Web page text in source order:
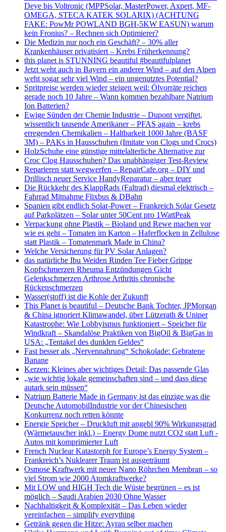
Deye bis Voltronic (MPPSolar, MasterPower, Axpert, MF-
OMEGA, STECA KATEK SOLARIX) (ACHTUNG
FAKE: PowMr POWLAND BGH-5KW EASUN) warum
kein Fronius? – Rechnen sich Optimierer?
Die Medizin nur noch ein Geschäft? – 30% aller
Krankenhäuser privatisiert – Krebs Früherkennung?
this planet is STUNNING beautiful #beautifulplanet
Jetzt weht auch in Bayern ein anderer Wind – auf den Alpen
weht sogar sehr viel Wind – ein ungenutztes Potential?
Spritpreise werden wieder steigen weil: Ölvorräte reichen
gerade noch 10 Jahre – Wann kommen bezahlbare Natrium
Ion Batterien?
Ewige Sünden der Chemie Industrie – Dupont vergiftet,
wissentlich tausende Amerikaner – PFAS again – krebs
erregenden Chemikalien – Haltbarkeit 1000 Jahre (BASF
3M) – PAKs in Hausschuhen (Imitate von Clogs und Crocs)
HolzSchuhe eine günstige mittelalterliche Alternative zur
Croc Clog Hausschuhen? Das unabhängiger Test-Review
Reparieren statt wegwerfen – RepairCafe.org – DIY und
Drillisch neuer Service HandyReparatur – aber teuer
Die Rückkehr des KlappRads (Faltrad) diesmal elektrisch –
Fahrrad Mitnahme Flixbus & DBahn
Spanien gibt endlich Solar-Power – Frankreich Solar Gesetz
auf Parkplätzen – Solar unter 50Cent pro 1WattPeak
Verpackung ohne Plastik – Bioland und Rewe machen vor
wie es geht – Tomaten im Karton – Haferflocken in Zellulose
statt Plastik – Tomatenmark Made in China?
Welche Versicherung für PV Solar Anlagen?
das natürliche Ibu Weiden Rinden Tee Fieber Grippe
Kopfschmerzen Rheuma Entzündungen Gicht
Gelenkschmerzen Arthrose Arthritis chronische
Rückenschmerzen
Wasser(stoff) ist die Kohle der Zukunft
This Planet is beautiful – Deutsche Bank Tochter, JPMorgan
& China ignoriert Klimawandel, über Lützerath & Uniper
Katastrophe: Wie Lobbyismus funktioniert – Speicher für
Windkraft – Skandalöse Praktiken von BigOil & BigGas in
USA: „Tentakel des dunklen Geldes“
Fast besser als „Nervennahrung“ Schokolade: Gebratene
Banane
Kerzen: Kleines aber wichtiges Detail: Das passende Glas
„wie wichtig lokale gemeinschaften sind – und dass diese
autark sein müssen“
Natrium Batterie Made in Germany ist das einzige was die
Deutsche AutomobilIndustrie vor der Chinesischen
Konkurrenz noch retten könnte
Energie Speicher – Druckluft mit angebl 90% Wirkungsgrad
(Wärmetauscher inkl.) – Energy Dome nutzt CO2 statt Luft -
Autos mit komprimierter Luft
French Nuclear Katastorph for Europe’s Energy System –
Frankreich’s Nuklearer Traum ist ausgeträumt
Osmose Kraftwerk mit neuer Nano Röhrchen Membran – so
viel Strom wie 2000 Atomkraftwerke?
Mit LOW und HIGH Tech die Wüste begrünen – es ist
möglich – Saudi Arabien 2030 Ohne Wasser
Nachhaltigkeit & Komplexität – Das Leben wieder
vereinfachen – simplify everything
Getränk gegen die Hitze: Ayran selber machen